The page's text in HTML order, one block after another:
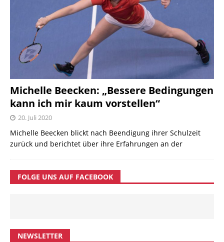
Michelle Beecken: „Bessere Bedingungen
kann ich mir kaum vorstellen“
20. Juli 2020
Michelle Beecken blickt nach Beendigung ihrer Schulzeit
zurück und berichtet über ihre Erfahrungen an der
FOLGE UNS AUF FACEBOOK
NEWSLETTER